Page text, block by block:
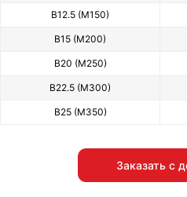
В12.5 (М150)
В15 (М200)
В20 (М250)
В22.5 (М300)
В25 (М350)
Заказать с